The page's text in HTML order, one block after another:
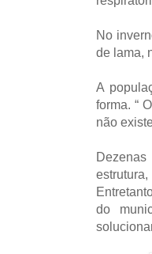
No
de lama,
A
forma. “
não
do